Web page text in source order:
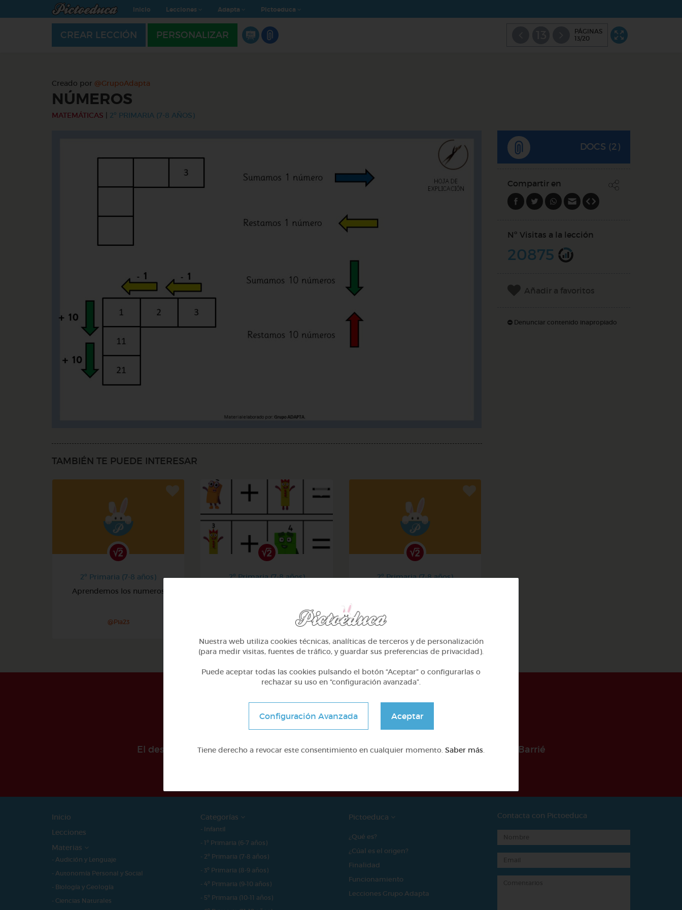
Inicio Lecciones Adapta Pictoeduca
CREAR LECCIÓN PERSONALIZAR
PÁGINAS
13/20
Creado por @GrupoAdapta
NÚMEROS
MATEMÁTICAS 2º PRIMARIA (7-8 AÑOS)
TAMBIÉN TE PUEDE INTERESAR
2º Primaria (7-8 años)
Aprendemos los numeros
@Pia23
2º Primaria (7-8 años)
2º Primaria (7-8 años)
DOCS (2)
Compartir en
Nº Visitas a la lección
20875
Añadir a favoritos
Denunciar contenido inapropiado
El desarollo de este proyecto ha sido posible gracias al mecenazgo de la Fundación Barrié
Inicio
Lecciones
Materias
- Audición y Lenguaje
- Autonomía Personal y Social
- Biología y Geología
- Ciencias Naturales
Categorías
- Infantil
- 1º Primaria (6-7 años)
- 2º Primaria (7-8 años)
- 3º Primaria (8-9 años)
- 4º Primaria (9-10 años)
- 5º Primaria (10-11 años)
Pictoeduca
¿Qué es?
¿Cúal es el origen?
Finalidad
Funcionamiento
Lecciones Grupo Adapta
Contacta con Pictoeduca
Nuestra web utiliza cookies técnicas, analíticas de terceros y de personalización
(para medir visitas, fuentes de tráfico, y guardar sus preferencias de privacidad).
Puede aceptar todas las cookies pulsando el botón “Aceptar” o configurarlas o
rechazar su uso en “configuración avanzada”.
Configuración Avanzada Aceptar
Tiene derecho a revocar este consentimiento en cualquier momento. Saber más.